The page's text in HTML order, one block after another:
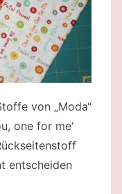
von „Moda“
one for me‘
entscheiden